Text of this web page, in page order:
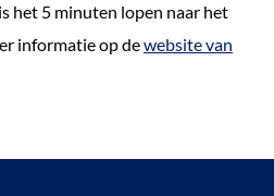
het 5 minuten lopen naar het
informatie op dewebsite van